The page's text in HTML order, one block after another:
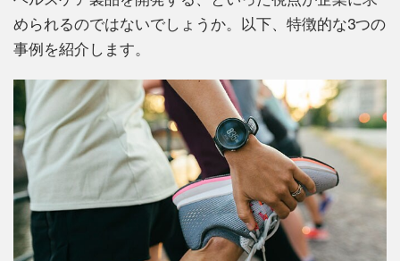
められるのではないでしょうか。以下、特徴的な3つの
事例を紹介します。